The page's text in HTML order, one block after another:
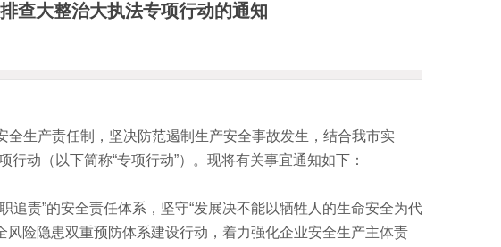
查大整治大执法专项行动的通知
生产责任制，坚决防范遏制生产安全事故发生，结合我市实
动（以下简称“专项行动”）。现将有关事宜通知如下：
责”的安全责任体系，坚守“发展决不能以牺牲人的生命安全为代
风险隐患双重预防体系建设行动，着力强化企业安全生产主体责